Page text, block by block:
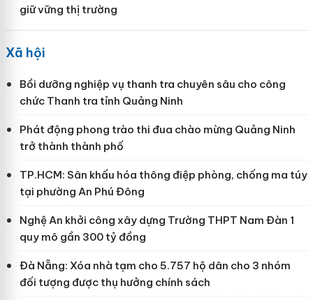
giữ vững thị trường
Xã hội
Bồi dưỡng nghiệp vụ thanh tra chuyên sâu cho công
chức Thanh tra tỉnh Quảng Ninh
Phát động phong trào thi đua chào mừng Quảng Ninh
trở thành thành phố
TP.HCM: Sân khấu hóa thông điệp phòng, chống ma túy
tại phường An Phú Đông
Nghệ An khởi công xây dựng Trường THPT Nam Đàn 1
quy mô gần 300 tỷ đồng
Đà Nẵng: Xóa nhà tạm cho 5.757 hộ dân cho 3 nhóm
đối tượng được thụ hưởng chính sách